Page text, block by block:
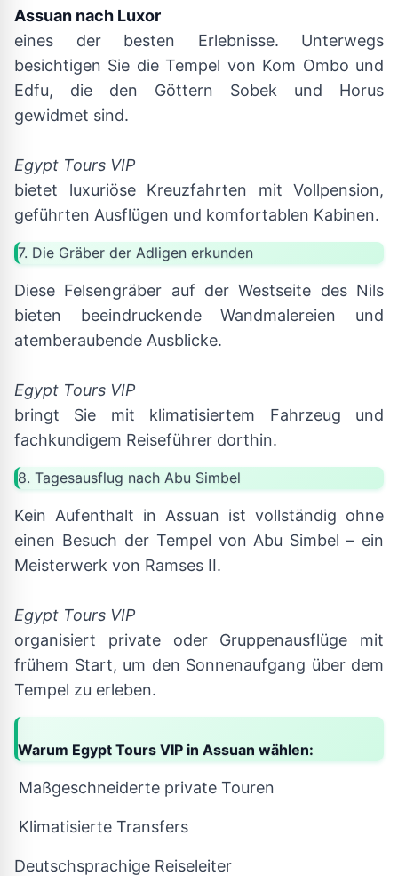
Assuan nach Luxor
eines der besten Erlebnisse. Unterwegs
besichtigen Sie die Tempel von Kom Ombo und
Edfu, die den Göttern Sobek und Horus
gewidmet sind.
Egypt Tours VIP
bietet luxuriöse Kreuzfahrten mit Vollpension,
geführten Ausflügen und komfortablen Kabinen.
7. Die Gräber der Adligen erkunden
Diese Felsengräber auf der Westseite des Nils
bieten beeindruckende Wandmalereien und
atemberaubende Ausblicke.
Egypt Tours VIP
bringt Sie mit klimatisiertem Fahrzeug und
fachkundigem Reiseführer dorthin.
8. Tagesausflug nach Abu Simbel
Kein Aufenthalt in Assuan ist vollständig ohne
einen Besuch der Tempel von Abu Simbel – ein
Meisterwerk von Ramses II.
Egypt Tours VIP
organisiert private oder Gruppenausflüge mit
frühem Start, um den Sonnenaufgang über dem
Tempel zu erleben.
Warum Egypt Tours VIP in Assuan wählen:
Maßgeschneiderte private Touren
Klimatisierte Transfers
Deutschsprachige Reiseleiter